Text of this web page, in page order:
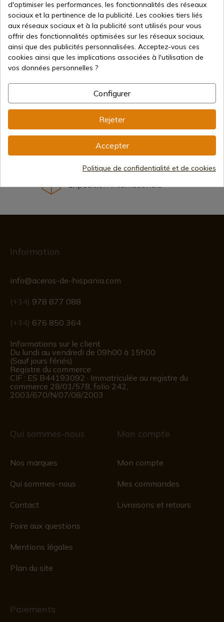
1
Vente en ligne depuis 1998
Méthodes de paiement
sécurisées
Expédition internationale
Information
info@aceros-de-hispania.com
(+34) 978 877 088
(+34) 676 850 364
Informations sur le client
Du lundi au vendredi de 09h00 à 15h00
(Sauf jours fériés)
Registre du commerce
CIF : ES B44193092 · Immatriculée au registre du
commerce 28/01/578, folio 242,
2003/670/N/07/08/2003
Qui sommes-nous
Nos marques
Qui sommes-nous
Contact
Foire aux questions
Mentions légales
Plan du site
Mon compte
Mon compte
Mes commandes
Livraisons et retours
Paiements
d'optimiser les performances, les fonctionnalités des réseaux
sociaux et la pertinence de la publicité. Les cookies tiers liés
aux réseaux sociaux et à la publicité sont utilisés pour vous
offrir des fonctionnalités optimisées sur les réseaux sociaux,
ainsi que des publicités personnalisées. Acceptez-vous ces
cookies ainsi que les implications associées à l'utilisation de
vos données personnelles ?
Configurer
Rejeter
Accepter
Politique de confidentialité et de cookies